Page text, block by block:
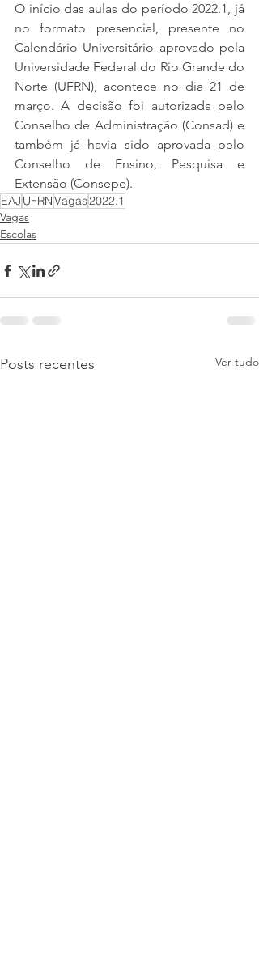
O início das aulas do período 2022.1, já
no formato presencial, presente no
Calendário Universitário aprovado pela
Universidade Federal do Rio Grande do
Norte (UFRN), acontece no dia 21 de
março. A decisão foi autorizada pelo
Conselho de Administração (Consad) e
também já havia sido aprovada pelo
Conselho de Ensino, Pesquisa e
Extensão (Consepe).
EAJ UFRNVagas2022.1
Vagas
Escolas
Posts recentes Ver tudo